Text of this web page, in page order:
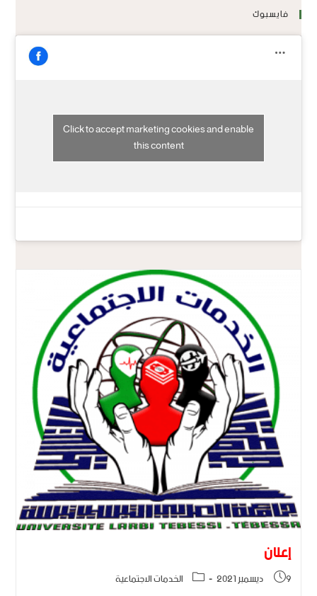
فايسبوك
Click to accept marketing cookies and enable
this content
إعلان
9 ديسمبر 2021 الخدمات الاجتماعية